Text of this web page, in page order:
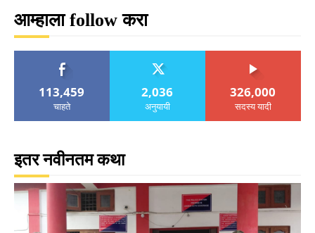
आम्हाला follow करा
113,459
चाहते
2,036
अनुयायी
326,000
सदस्य यादी
इतर नवीनतम कथा